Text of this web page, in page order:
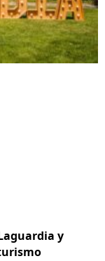
y